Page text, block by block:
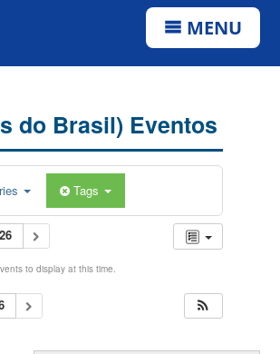
MENU
do Brasil) Eventos
Tags
to display at this time.